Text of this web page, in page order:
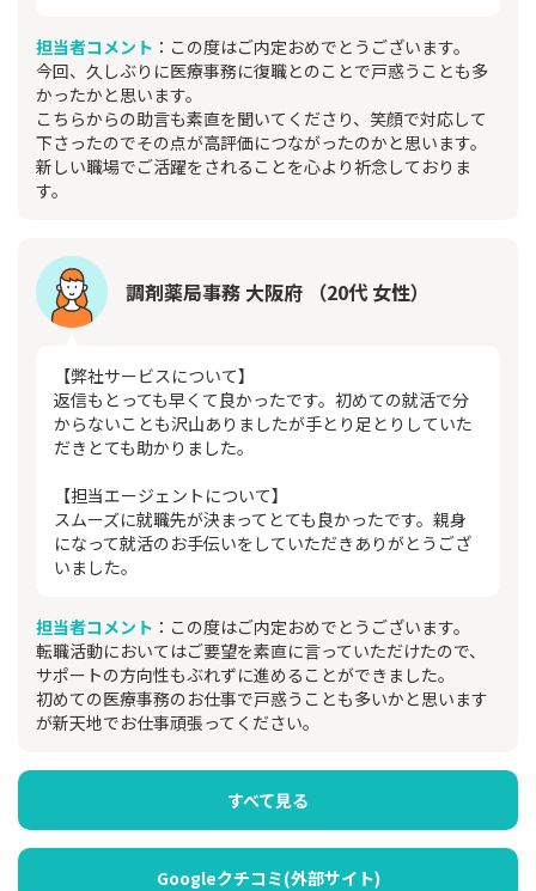
担当者コメント ：この度はご内定おめでとうございます。
今回、久しぶりに医療事務に復職とのことで戸惑うことも多
かったかと思います。
こちらからの助言も素直を聞いてくださり、笑顔で対応して
下さったのでその点が高評価につながったのかと思います。
新しい職場でご活躍をされることを心より祈念しておりま
す。
調剤薬局事務 大阪府 （20代 女性）
【弊社サービスについて】
返信もとっても早くて良かったです。初めての就活で分
からないことも沢山ありましたが手とり足とりしていた
だきとても助かりました。
【担当エージェントについて】
スムーズに就職先が決まってとても良かったです。親身
になって就活のお手伝いをしていただきありがとうござ
いました。
担当者コメント ：この度はご内定おめでとうございます。
転職活動においてはご要望を素直に言っていただけたので、
サポートの方向性もぶれずに進めることができました。
初めての医療事務のお仕事で戸惑うことも多いかと思います
が新天地でお仕事頑張ってください。
すべて見る
Googleクチコミ(外部サイト)